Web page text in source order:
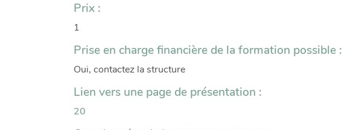
Prix :
1
Prise en charge financière de la formation possible :
Oui, contactez la structure
Lien vers une page de présentation :
20